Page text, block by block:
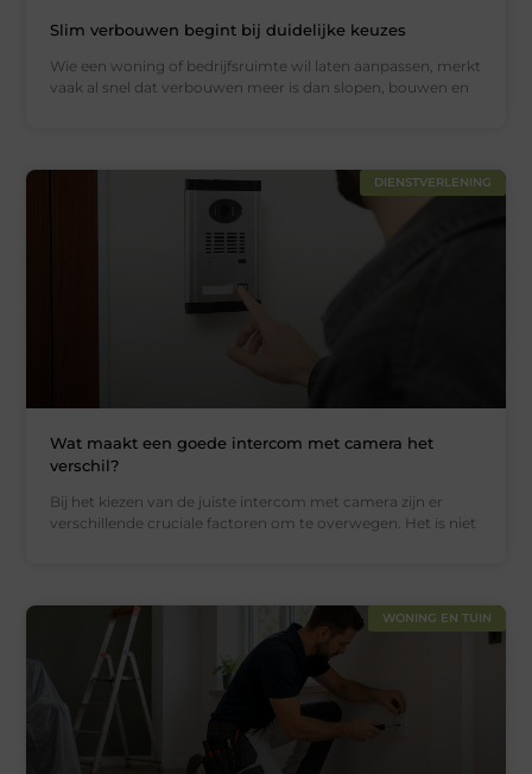
Slim verbouwen begint bij duidelijke keuzes
Wie een woning of bedrijfsruimte wil laten aanpassen, merkt
vaak al snel dat verbouwen meer is dan slopen, bouwen en
DIENSTVERLENING
Wat maakt een goede intercom met camera het
verschil?
Bij het kiezen van de juiste intercom met camera zijn er
verschillende cruciale factoren om te overwegen. Het is niet
WONING EN TUIN